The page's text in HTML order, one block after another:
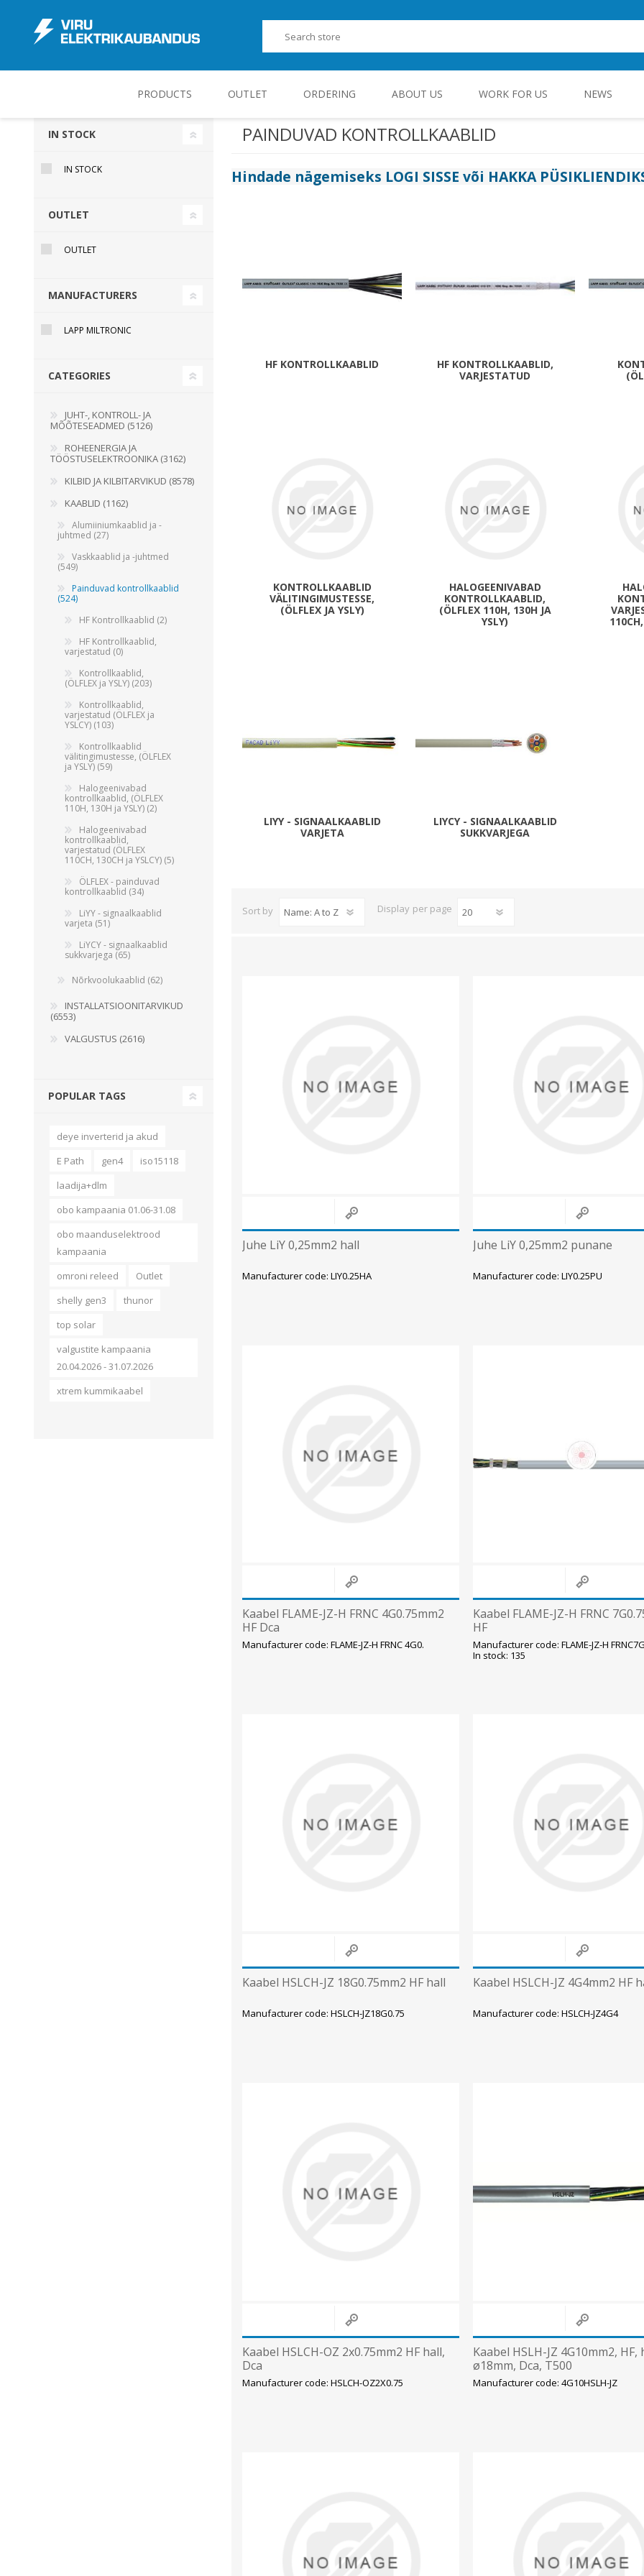
PRODUCTS
JUHT-, KONTROLL- JA MÕÕTESEADMED
Pooljuhtreleed
View All
ROHEENERGIA JA TÖÖSTUSELEKTROONIKA
Elektriautode laadijad ja komponendid
Alumiiniumkaablid ja -juhtmed
Vaskkaablid ja -juhtmed
Painduvad kontrollkaablid
Nõrkvoolukaablid
OUTLET ORDERING ABOUT US WORK FOR US NEWS
PAINDUVAD KONTROLLKAABLID
Hindade nägemiseks LOGI SISSE või HAKKA
HF KONTROLLKAABLID
HF KONTROLLKAABLID,
VARJESTATUD
KONTROLLKAABLID
VÄLITINGIMUSTESSE,
(ÖLFLEX JA YSLY)
HALOGEENIVABAD
KONTROLLKAABLID,
(ÖLFLEX 110H, 130H JA
YSLY)
LIYY - SIGNAALKAABLID
VARJETA
LIYCY - SIGNAALKAABLID
SUKKVARJEGA
Sort by Display per page
Juhe LiY 0,25mm2 hall
Manufacturer code: LIY0.25HA
Juhe LiY 0,25mm2 punane
Manufacturer code: LIY0.25PU
Kaabel FLAME-JZ-H FRNC 4G0.75mm2
HF Dca
Manufacturer code: FLAME-JZ-H FRNC 4G0.
Kaabel FLAME-JZ-H FRNC
HF
Manufacturer code: FLAME-JZ-H
In stock: 135
Kaabel HSLCH-JZ 18G0.75mm2 HF hall
Manufacturer code: HSLCH-JZ18G0.75
Kaabel HSLCH-JZ 4G4mm2 HF
Manufacturer code: HSLCH-JZ4G4
Kaabel HSLCH-OZ 2x0.75mm2 HF hall,
Dca
Manufacturer code: HSLCH-OZ2X0.75
Kaabel HSLH-JZ 4G10mm2, HF,
ø18mm, Dca, T500
Manufacturer code: 4G10HSLH-JZ
IN STOCK
IN STOCK
OUTLET
OUTLET
MANUFACTURERS
LAPP MILTRONIC
CATEGORIES
JUHT-, KONTROLL- JA
MÕÕTESEADMED (5126)
ROHEENERGIA JA
TÖÖSTUSELEKTROONIKA (3162)
KILBID JA KILBITARVIKUD (8578)
KAABLID (1162)
Alumiiniumkaablid ja -
juhtmed (27)
Vaskkaablid ja -juhtmed
(549)
Painduvad kontrollkaablid
(524)
HF Kontrollkaablid (2)
HF Kontrollkaablid,
varjestatud (0)
Kontrollkaablid,
(ÖLFLEX ja YSLY) (203)
Kontrollkaablid,
varjestatud (ÖLFLEX ja
YSLCY) (103)
Kontrollkaablid
välitingimustesse, (ÖLFLEX
ja YSLY) (59)
Halogeenivabad
kontrollkaablid, (ÖLFLEX
110H, 130H ja YSLY) (2)
Halogeenivabad
kontrollkaablid,
varjestatud (ÖLFLEX
110CH, 130CH ja YSLCY) (5)
ÖLFLEX - painduvad
kontrollkaablid (34)
LiYY - signaalkaablid
varjeta (51)
LiYCY - signaalkaablid
sukkvarjega (65)
Nõrkvoolukaablid (62)
INSTALLATSIOONITARVIKUD
(6553)
VALGUSTUS (2616)
POPULAR TAGS
deye inverterid ja akud
E Path
gen4
iso15118
laadija+dlm
obo kampaania 01.06-31.08
obo maanduselektrood
kampaania
omroni releed
Outlet
shelly gen3
thunor
top solar
valgustite kampaania
20.04.2026 - 31.07.2026
xtrem kummikaabel